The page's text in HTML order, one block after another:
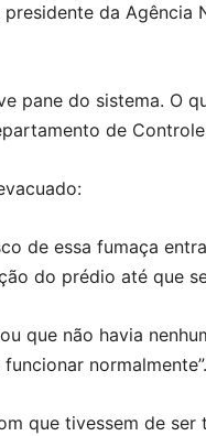
da Agência
pane do sistema. O
de Controle
de essa fumaça
do prédio até que
que não havia
normalmente”.
que tivessem de ser